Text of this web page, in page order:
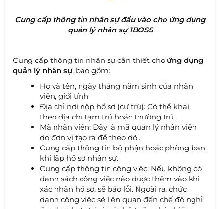
Cung cấp thông tin nhân sự đầu vào cho ứng dụng
quản lý nhân sự 1BOSS
Cung cấp thông tin nhân sự cần thiết cho ứng dụng
quản lý nhân sự, bao gồm:
Họ và tên, ngày tháng năm sinh của nhân
viên, giới tính
Địa chỉ nơi nộp hồ sơ (cư trú): Có thể khai
theo địa chỉ tạm trú hoặc thường trú.
Mã nhân viên: Đây là mã quản lý nhân viên
do đơn vị tạo ra để theo dõi.
Cung cấp thông tin bộ phận hoặc phòng ban
khi lập hồ sơ nhân sự.
Cung cấp thông tin công việc: Nếu không có
danh sách công việc nào được thêm vào khi
xác nhận hồ sơ, sẽ báo lỗi. Ngoài ra, chức
danh công việc sẽ liên quan đến chế độ nghỉ